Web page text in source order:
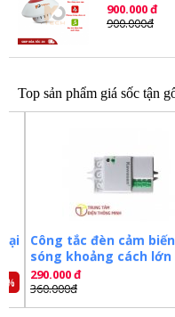
Khoảng cách kết nối
30m, xuyên được 1-2 lầu
thể kết nối được). Tuỳ
rộng thoáng kết nối xa
chắc chắn được.
Khí lắp đặt nên ưu tiên
nhận được kết nối ổn
900.000 đ
900.000đ
Top sản phẩm giá sốc tận
Công tắc đèn cảm biến vi
sóng khoảng cách lớn
RS02D
290.000 đ
360.000đ